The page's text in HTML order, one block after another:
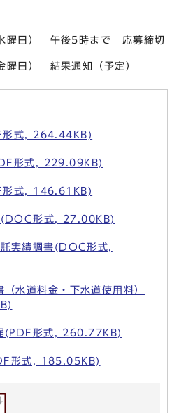
午後5時まで 応募締切
結果通知（予定）
形式, 264.44KB)
形式, 229.09KB)
形式, 146.61KB)
(DOC形式, 27.00KB)
実績調書(DOC形式,
水道料金・下水道使用料）
(PDF形式, 260.77KB)
形式, 185.05KB)